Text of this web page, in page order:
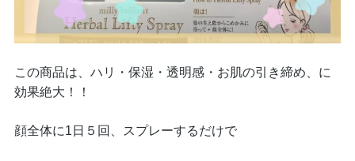
この商品は、ハリ・保湿・透明感・お肌の引き締め、に
効果絶大！！
顔全体に1日５回、スプレーするだけで